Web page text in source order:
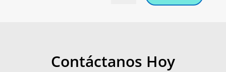
Contáctanos Hoy